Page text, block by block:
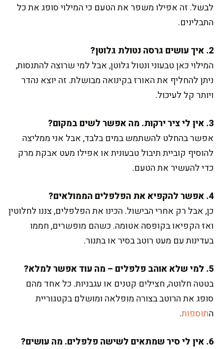
לבשל. זה אפילו משפר את הטעם כי המילוי סופג את כל
התבלינים.
2. איך עושים גרסה נטולת גלוטן?
המילוי כאן טבעוני ונטול גלוטן, אבל למי שרוצה להתנסות,
ניתן להחליף את האורז בקינואה מבושלת. זה יוצא נהדר
ויותר קל לעיכול.
3. אין לי ציר ירקות. מה אפשר לשים במקום?
אפשר בהחלט להשתמש במים בלבד, אבל אני ממליצה
להוסיף קוביית תיבול טבעונית או אפילו מעט אבקת מרק
כדי להעשיר את הטעם.
4. אפשר להקפיא את הפלפלים הממולאים?
כן, אבל רק אחרי הבישול. הכינו את הפלפלים, צננו לחלוטין
ואז הקפיאו בקופסה אטומה. כשהם מופשרים, חממו
בעדינות עם מעט רוטב בסיר או בתנור.
5. למי שלא אוהב פלפלים – מה עוד אפשר למלא?
בטטה חלוטה, חצילים קטנים או עגבניות. כל אחד מהם
סופג את הרוטב בצורה מופלאה ומושלם בקטגוריית
התוספות.
6. אין לי סיר שמתאים לשישה פלפלים. מה עושים?